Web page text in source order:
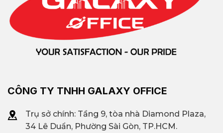
CÔNG TY TNHH GALAXY OFFICE
Trụ sở chính: Tầng 9, tòa nhà Diamond Plaza,
34 Lê Duẩn, Phường Sài Gòn, TP.HCM.